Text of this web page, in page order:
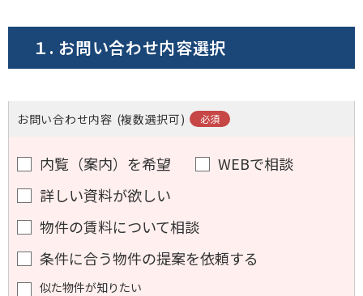
１. お問い合わせ内容選択
お問い合わせ内容 (複数選択可)
内覧（案内）を希望
WEBで相談
詳しい資料が欲しい
物件の賃料について相談
条件に合う物件の提案を依頼する
似た物件が知りたい